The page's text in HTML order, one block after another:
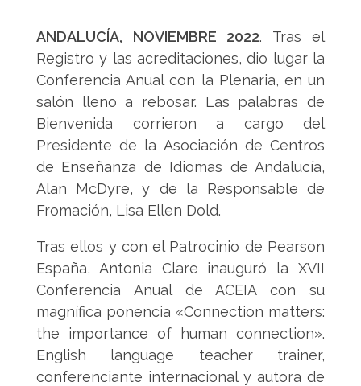
ANDALUCÍA, NOVIEMBRE 2022. Tras el
Registro y las acreditaciones, dio lugar la
Conferencia Anual con la Plenaria, en un
salón lleno a rebosar. Las palabras de
Bienvenida corrieron a cargo del
Presidente de la Asociación de Centros
de Enseñanza de Idiomas de Andalucía,
Alan McDyre, y de la Responsable de
Fromación, Lisa Ellen Dold.
Tras ellos y con el Patrocinio de Pearson
España, Antonia Clare inauguró la XVII
Conferencia Anual de ACEIA con su
magnífica ponencia «Connection matters:
the importance of human connection».
English language teacher trainer,
conferenciante internacional y autora de